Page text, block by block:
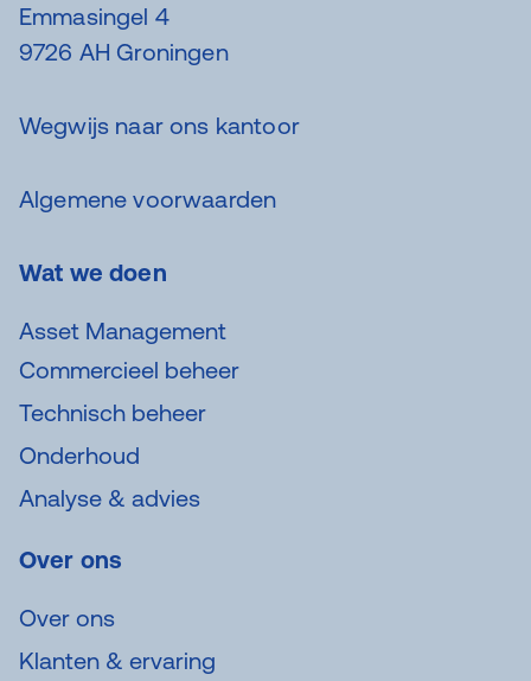
Emmasingel 4
9726 AH Groningen
Wegwijs naar ons kantoor
Algemene voorwaarden
Wat we doen
Asset Management
Commercieel beheer
Technisch beheer
Onderhoud
Analyse & advies
Over ons
Over ons
Klanten & ervaring